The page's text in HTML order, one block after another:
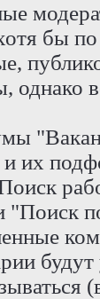
бы
однако
и их
"Поиск